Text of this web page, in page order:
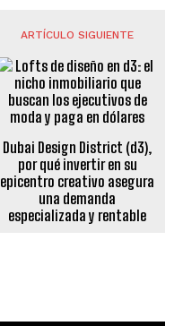
ARTÍCULO SIGUIENTE
Dubai Design District (d3),
por qué invertir en su
epicentro creativo asegura
una demanda
especializada y rentable